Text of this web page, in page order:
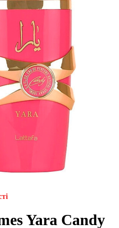
Yara Candy